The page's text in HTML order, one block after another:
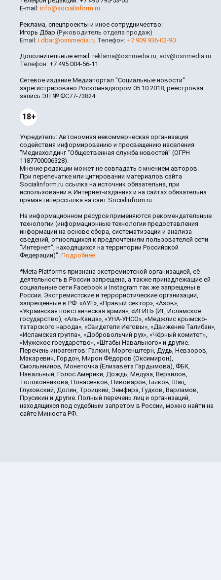
E-mail: info@socialinform.ru
Реклама, спецпроекты и иное сотрудничество:
Игорь Дбар (Руководитель отдела продаж)
Email: i.dbar@osnmedia.ru Телефон: +7 909 936-02-90
Дополнительные email: reklama@osnmedia.ru, adv@osnmedia.ru
Телефон: +7 495 004-56-11
Сетевое издание Медиапортал "Социальные новости"
зарегистрировано Роскомнадзором 05.10.2018, реестровая
запись ЭЛ № ФС77-73824.
18+
Учредитель: Автономная некоммерческая организация
содействия информированию и просвещению населения
"Медиахолдинг "Общественная служба новостей" (ОГРН
1187700006328).
Мнение редакции может не совпадать с мнением авторов.
При перепечатке или цитировании материалов сайта
Socialinform.ru ссылка на источник обязательна, при
использовании в Интернет-изданиях и на сайтах обязательна
прямая гиперссылка на сайт Socialinform.ru.
На информационном ресурсе применяются рекомендательные
технологии (информационные технологии предоставления
информации на основе сбора, систематизации и анализа
сведений, относящихся к предпочтениям пользователей сети
"Интернет", находящихся на территории Российской
Федерации)". Подробнее.
*Meta Platforms признана экстремистской организацией, её
деятельность в России запрещена, а также принадлежащие ей
социальные сети Facebook и Instagram так же запрещены в
России. Экстремистские и террористические организации,
запрещенные в РФ: «АУЕ», «Правый сектор», «Азов»,
«Украинская повстанческая армия», «ИГИЛ» (ИГ, Исламское
государство), «Аль-Каида», «УНА-УНСО», «Меджлис крымско-
татарского народа», «Свидетели Иеговы», «Движение Талибан»,
«Исламская группа», «Добровольчий рух», «Чёрный комитет»,
«Мужское государство», «Штабы Навального» и другие.
Перечень иноагентов: Галкин, Моргенштерн, Дудь, Невзоров,
Макаревич, Гордон, Мирон Фёдоров (Оксимирон),
Смольянинов, Монеточка (Елизавета Гардымова), ФБК,
Навальный, Голос Америки, Дождь, Медуза, Верзилов,
Толоконникова, Понасенков, Пивоваров, Быков, Шац,
Глуховский, Долин, Троицкий, Земфира, Гудков, Варламов,
Прусикин и другие. Полный перечень лиц и организаций,
находящихся под судебным запретом в России, можно найти на
сайте Минюста РФ.